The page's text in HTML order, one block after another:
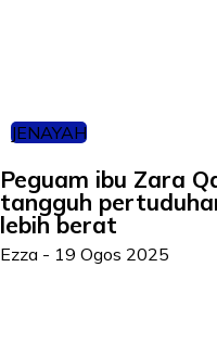
JENAYAH
Peguam ibu Zara
tangguh
lebih berat
Ezza - 19 Ogos 2025